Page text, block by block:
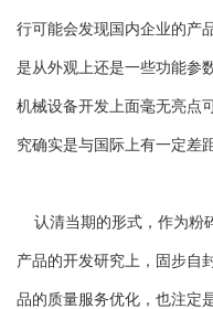
行可能会发现国内企业的产
是从外观上还是一些功能参
机械设备开发上面毫无亮点
究确实是与国际上有一定差
认清当期的形式，作为粉
产品的开发研究上，固步自
品的质量服务优化，也注定